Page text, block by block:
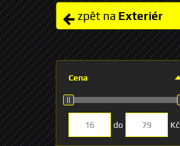
zpět na Exteriér
Cena
do Kč